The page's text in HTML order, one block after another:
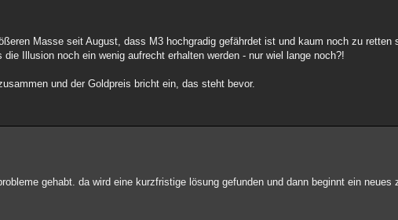
Masse seit August, dass M3 hochgradig gefährdet ist und kaum noch zu retten
Illusion noch ein wenig aufrecht erhalten werden - nur wiel lange noch?!
und der Goldpreis bricht ein, das steht bevor.
gehabt. da wird eine kurzfristige lösung gefunden und dann beginnt ein neues